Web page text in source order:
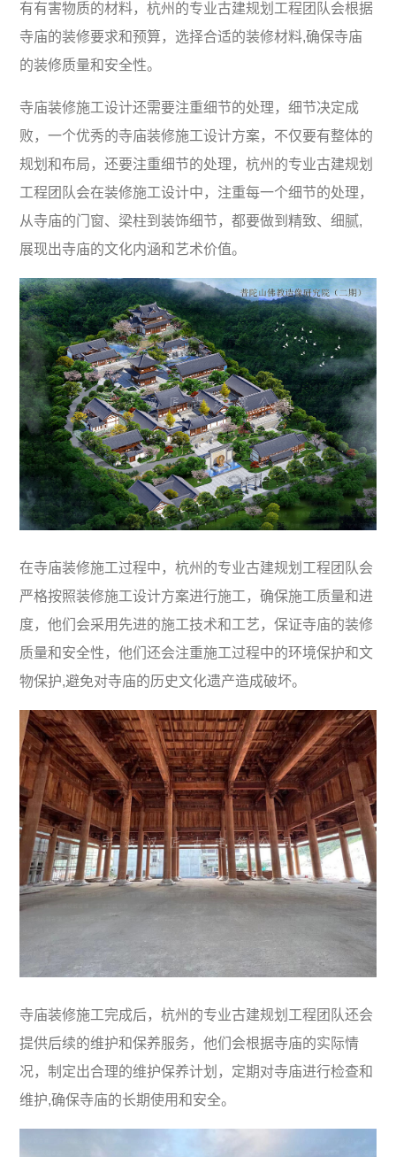
有有害物质的材料，杭州的专业古建规划工程团队会根据
寺庙的装修要求和预算，选择合适的装修材料,确保寺庙
的装修质量和安全性。
寺庙装修施工设计还需要注重细节的处理，细节决定成
败，一个优秀的寺庙装修施工设计方案，不仅要有整体的
规划和布局，还要注重细节的处理，杭州的专业古建规划
工程团队会在装修施工设计中，注重每一个细节的处理，
从寺庙的门窗、梁柱到装饰细节，都要做到精致、细腻,
展现出寺庙的文化内涵和艺术价值。
在寺庙装修施工过程中，杭州的专业古建规划工程团队会
严格按照装修施工设计方案进行施工，确保施工质量和进
度，他们会采用先进的施工技术和工艺，保证寺庙的装修
质量和安全性，他们还会注重施工过程中的环境保护和文
物保护,避免对寺庙的历史文化遗产造成破坏。
寺庙装修施工完成后，杭州的专业古建规划工程团队还会
提供后续的维护和保养服务，他们会根据寺庙的实际情
况，制定出合理的维护保养计划，定期对寺庙进行检查和
维护,确保寺庙的长期使用和安全。